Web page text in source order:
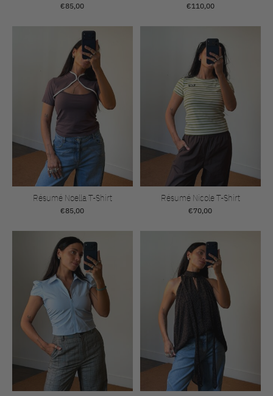
€85,00 €110,00
Résumé Noella T-Shirt
€85,00
Résumé Nicole T-Shirt
€70,00